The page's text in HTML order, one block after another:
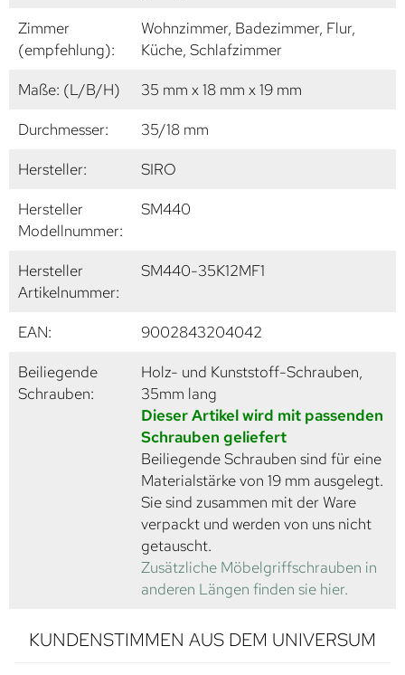
Zimmer
(empfehlung):
Wohnzimmer, Badezimmer, Flur,
Küche, Schlafzimmer
Maße: (L/B/H)
35 mm x 18 mm x 19 mm
Durchmesser:
35/18 mm
Hersteller:
SIRO
Hersteller
Modellnummer:
SM440
Hersteller
Artikelnummer:
SM440-35K12MF1
EAN:
9002843204042
Beiliegende
Schrauben:
Holz- und Kunststoff-Schrauben,
35mm lang
Dieser Artikel wird mit passenden
Schrauben geliefert
Beiliegende Schrauben sind für eine
Materialstärke von 19 mm ausgelegt.
Sie sind zusammen mit der Ware
verpackt und werden von uns nicht
getauscht.
Zusätzliche Möbelgriffschrauben in
anderen Längen finden sie hier.
KUNDENSTIMMEN AUS DEM UNIVERSUM